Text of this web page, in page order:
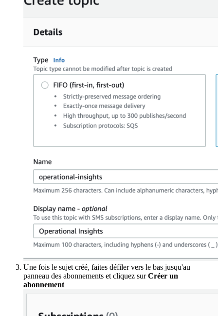
Une fois le sujet créé, faites défiler vers le bas jusqu'au
panneau des abonnements et cliquez surCréer un
abonnement